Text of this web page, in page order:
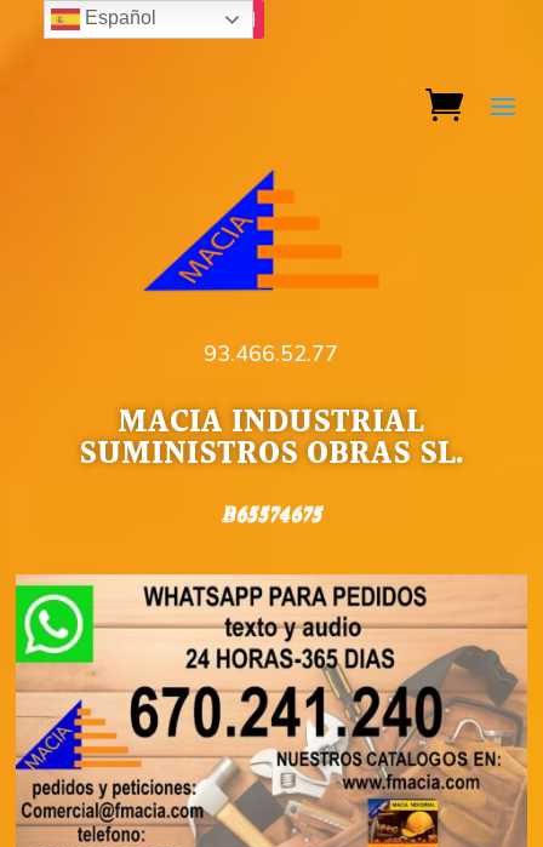
93.466.52.77
MACIA INDUSTRIAL
SUMINISTROS OBRAS SL.
B65574675
Español